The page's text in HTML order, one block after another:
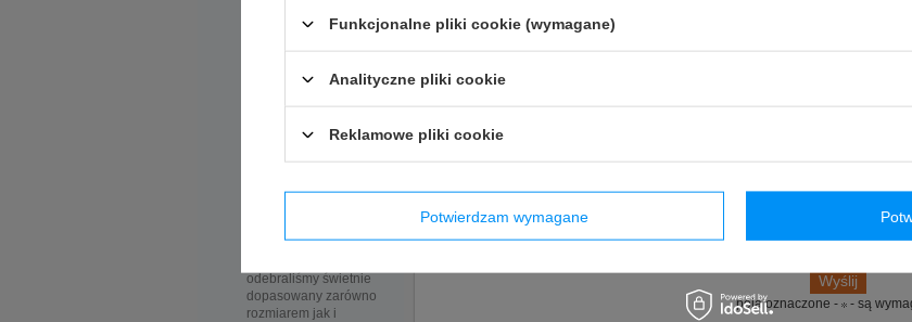
Ekspedientka sama
okazało się kluczowe.
nadmieniona
kasku jaki nas
czym sama zamówiła
odebraliśmy świetnie
dopasowany zarówno
rozmiarem jak i
Jeżeli powyższy opis jest dla Ciebie niewystarczający, prześlij nam swoje
tak szybko jak tylko będzie to możliwe.
pola oznaczone - - są
Funkcjonalne pliki cookie (wymagane)
Analityczne pliki cookie
Reklamowe pliki cookie
Potwierdzam wymagane